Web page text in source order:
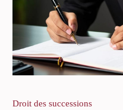
Droit des successions